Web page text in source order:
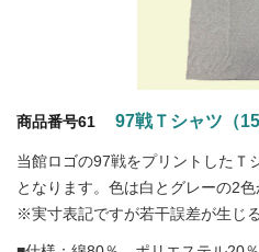
商品番号61 97戦Ｔシャツ（
当館ロゴの97戦をプリントしたＴ
となります。色は白とグレーの2色
※実寸表記ですが若干誤差が生じ